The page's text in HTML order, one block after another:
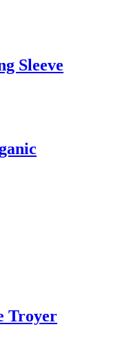
Sleeve
Troyer